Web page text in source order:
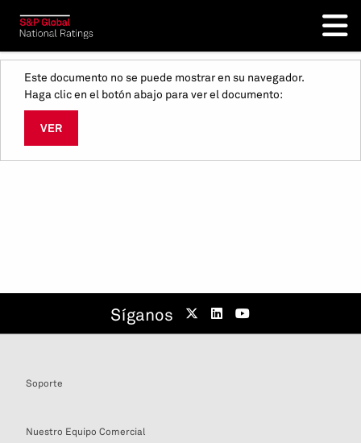
Este documento no se puede mostrar en su navegador.
Haga clic en el botón abajo para ver el documento:
VER
Síganos
Soporte
Nuestro Equipo Comercial